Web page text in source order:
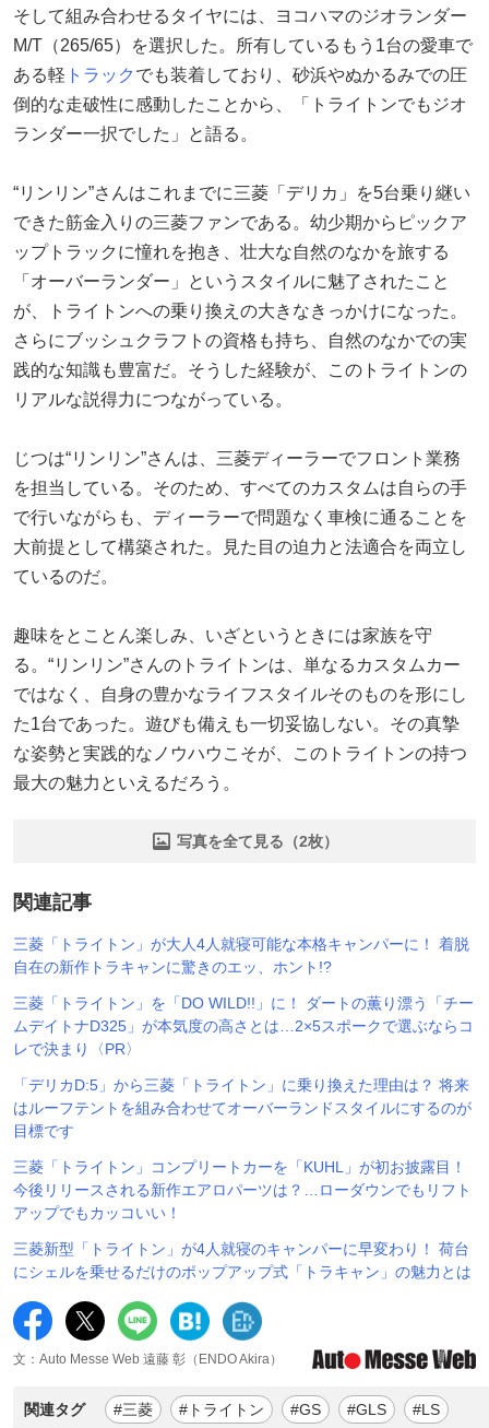
そして組み合わせるタイヤには、ヨコハマのジオランダー
M/T（265/65）を選択した。所有しているもう1台の愛車で
ある軽 トラック でも装着しており、砂浜やぬかるみでの圧
倒的な走破性に感動したことから、「トライトンでもジオ
ランダー一択でした」と語る。
“リンリン”さんはこれまでに三菱「デリカ」を5台乗り継い
できた筋金入りの三菱ファンである。幼少期からピックア
ップトラックに憧れを抱き、壮大な自然のなかを旅する
「オーバーランダー」というスタイルに魅了されたこと
が、トライトンへの乗り換えの大きなきっかけになった。
さらにブッシュクラフトの資格も持ち、自然のなかでの実
践的な知識も豊富だ。そうした経験が、このトライトンの
リアルな説得力につながっている。
じつは“リンリン”さんは、三菱ディーラーでフロント業務
を担当している。そのため、すべてのカスタムは自らの手
で行いながらも、ディーラーで問題なく車検に通ることを
大前提として構築された。見た目の迫力と法適合を両立し
ているのだ。
趣味をとことん楽しみ、いざというときには家族を守
る。“リンリン”さんのトライトンは、単なるカスタムカー
ではなく、自身の豊かなライフスタイルそのものを形にし
た1台であった。遊びも備えも一切妥協しない。その真摯
な姿勢と実践的なノウハウこそが、このトライトンの持つ
最大の魅力といえるだろう。
写真を全て見る（2枚）
関連記事
三菱「トライトン」が大人4人就寝可能な本格キャンパーに！ 着脱
自在の新作トラキャンに驚きのエッ、ホント!?
三菱「トライトン」を「DO WILD!!」に！ ダートの薫り漂う「チー
ムデイトナD325」が本気度の高さとは…2×5スポークで選ぶならコ
レで決まり〈PR〉
「デリカD:5」から三菱「トライトン」に乗り換えた理由は？ 将来
はルーフテントを組み合わせてオーバーランドスタイルにするのが
目標です
三菱「トライトン」コンプリートカーを「KUHL」が初お披露目！
今後リリースされる新作エアロパーツは？…ローダウンでもリフト
アップでもカッコいい！
三菱新型「トライトン」が4人就寝のキャンパーに早変わり！ 荷台
にシェルを乗せるだけのポップアップ式「トラキャン」の魅力とは
文：Auto Messe Web 遠藤 彰（ENDO Akira）
関連タグ #三菱 #トライトン #GS #GLS #LS